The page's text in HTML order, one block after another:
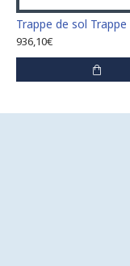
936,10€